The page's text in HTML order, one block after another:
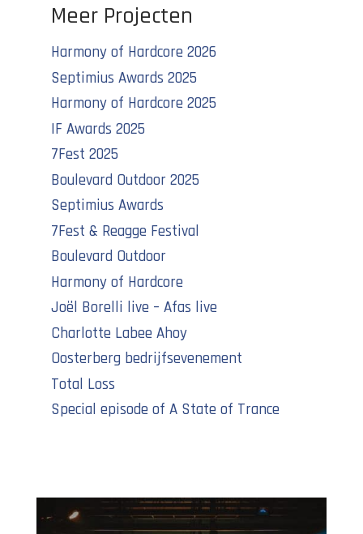
Meer Projecten
Harmony of Hardcore 2026
Septimius Awards 2025
Harmony of Hardcore 2025
IF Awards 2025
7Fest 2025
Boulevard Outdoor 2025
Septimius Awards
7Fest & Reagge Festival
Boulevard Outdoor
Harmony of Hardcore
Joël Borelli live – Afas live
Charlotte Labee Ahoy
Oosterberg bedrijfsevenement
Total Loss
Special episode of A State of Trance